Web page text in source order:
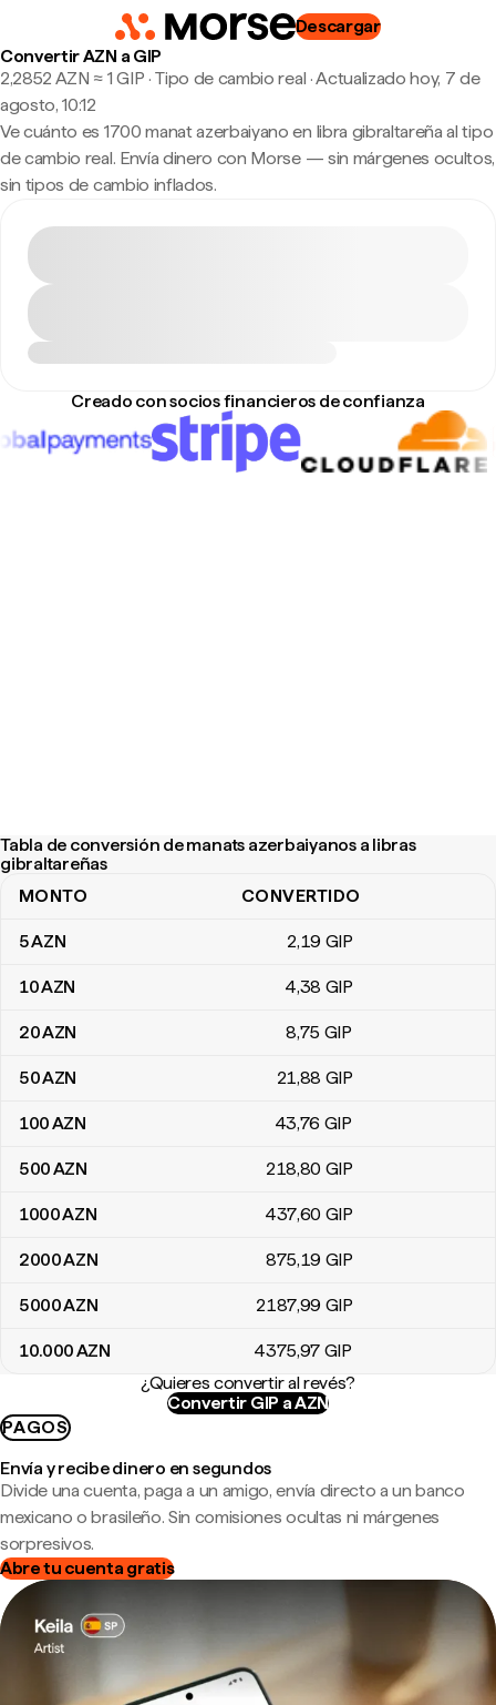
Descargar
Convertir AZN a GIP
2,2852 AZN ≈ 1 GIP · Tipo de cambio real ·Actualizado hoy, 7 de
agosto, 10:12
Ve cuánto es 1700 manat azerbaiyano en libra gibraltareña al tipo
de cambio real. Envía dinero con Morse — sin márgenes ocultos,
sin tipos de cambio inflados.
Creado con socios financieros de confianza
Tabla de conversión de manats azerbaiyanos a libras
gibraltareñas
Tabla de conversión de manats azerbaiyanos a libras
MONTO CONVERTIDO
5AZN 2,19 GIP
10AZN 4,38 GIP
20AZN 8,75 GIP
50AZN 21,88 GIP
100AZN 43,76 GIP
500AZN 218,80 GIP
1000AZN 437,60 GIP
2000AZN 875,19 GIP
5000AZN 2187,99 GIP
10.000AZN 4375,97 GIP
¿Quieres convertir al revés?
Convertir GIP a AZN
PAGOS
Envía y recibe dinero en segundos
Divide una cuenta, paga a un amigo, envía directo a un banco
mexicano o brasileño. Sin comisiones ocultas ni márgenes
sorpresivos.
Abre tu cuenta gratis